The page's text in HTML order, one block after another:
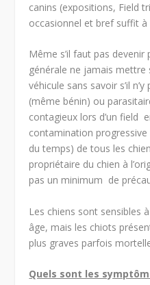
canins (expositions, Field
occasionnel et bref suffit
Même s’il faut pas
générale ne jamais mettre
véhicule sans savoir s’il
(même bénin) ou
contagieux lors d’un field
contamination
du temps) de tous les
propriétaire du chien à
pas un minimum de
Les chiens sont sensibles
âge, mais les chiots
plus graves parfois
Quels sont les